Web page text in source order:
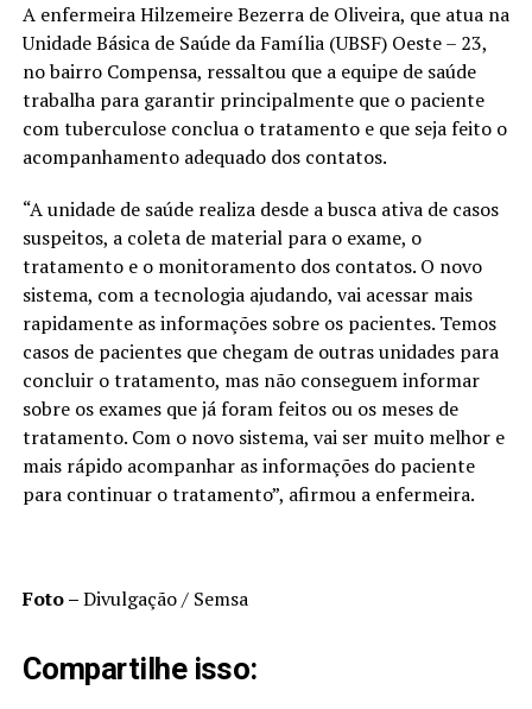
A enfermeira Hilzemeire Bezerra de Oliveira, que atua na
Unidade Básica de Saúde da Família (UBSF) Oeste – 23,
no bairro Compensa, ressaltou que a equipe de saúde
trabalha para garantir principalmente que o paciente
com tuberculose conclua o tratamento e que seja feito o
acompanhamento adequado dos contatos.
“A unidade de saúde realiza desde a busca ativa de casos
suspeitos, a coleta de material para o exame, o
tratamento e o monitoramento dos contatos. O novo
sistema, com a tecnologia ajudando, vai acessar mais
rapidamente as informações sobre os pacientes. Temos
casos de pacientes que chegam de outras unidades para
concluir o tratamento, mas não conseguem informar
sobre os exames que já foram feitos ou os meses de
tratamento. Com o novo sistema, vai ser muito melhor e
mais rápido acompanhar as informações do paciente
para continuar o tratamento”, afirmou a enfermeira.
Foto –Divulgação / Semsa
Compartilhe isso: